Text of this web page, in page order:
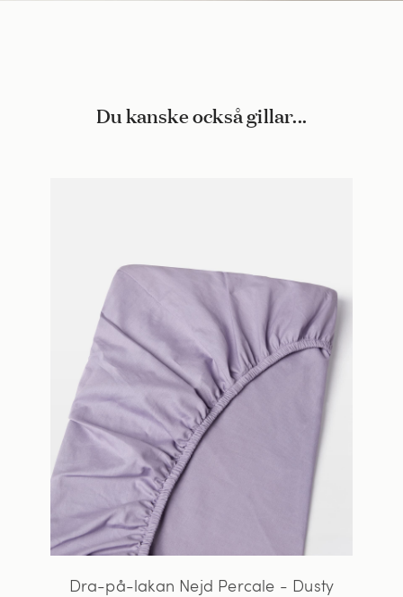
Du kanske också gillar...
Dra-på-lakan Nejd Percale - Dusty